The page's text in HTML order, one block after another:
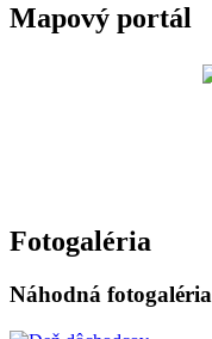
Mapový portál
Fotogaléria
Náhodná fotogaléria